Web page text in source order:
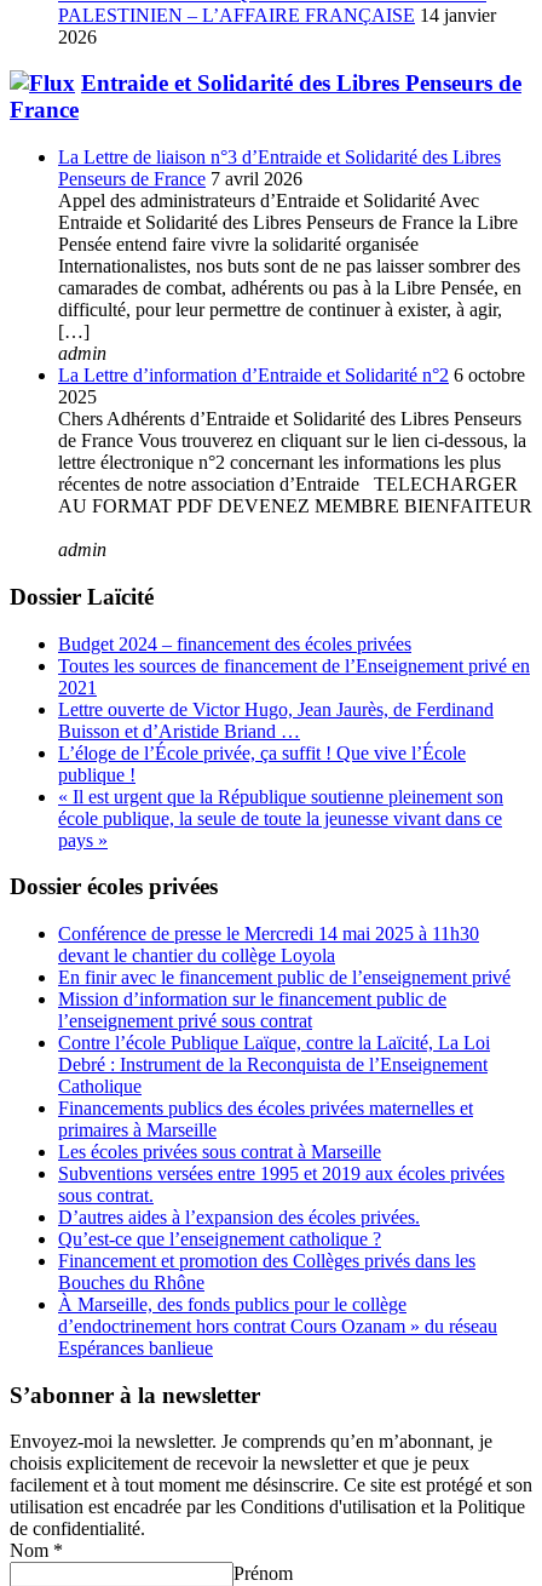
PALESTINIEN – L’AFFAIRE FRANÇAISE 14 janvier
2026
Entraide et Solidarité des Libres Penseurs de
France
La Lettre de liaison n°3 d’Entraide et Solidarité des Libres
Penseurs de France 7 avril 2026
Appel des administrateurs d’Entraide et Solidarité Avec
Entraide et Solidarité des Libres Penseurs de France la Libre
Pensée entend faire vivre la solidarité organisée
Internationalistes, nos buts sont de ne pas laisser sombrer des
camarades de combat, adhérents ou pas à la Libre Pensée, en
difficulté, pour leur permettre de continuer à exister, à agir,
[…]
admin
La Lettre d’information d’Entraide et Solidarité n°2 6 octobre
2025
Chers Adhérents d’Entraide et Solidarité des Libres Penseurs
de France Vous trouverez en cliquant sur le lien ci-dessous, la
lettre électronique n°2 concernant les informations les plus
récentes de notre association d’Entraide TELECHARGER
AU FORMAT PDF DEVENEZ MEMBRE BIENFAITEUR
admin
Dossier Laïcité
Budget 2024 – financement des écoles privées
Toutes les sources de financement de l’Enseignement privé en
2021
Lettre ouverte de Victor Hugo, Jean Jaurès, de Ferdinand
Buisson et d’Aristide Briand …
L’éloge de l’École privée, ça suffit ! Que vive l’École
publique !
« Il est urgent que la République soutienne pleinement son
école publique, la seule de toute la jeunesse vivant dans ce
pays »
Dossier écoles privées
Conférence de presse le Mercredi 14 mai 2025 à 11h30
devant le chantier du collège Loyola
En finir avec le financement public de l’enseignement privé
Mission d’information sur le financement public de
l’enseignement privé sous contrat
Contre l’école Publique Laïque, contre la Laïcité, La Loi
Debré : Instrument de la Reconquista de l’Enseignement
Catholique
Financements publics des écoles privées maternelles et
primaires à Marseille
Les écoles privées sous contrat à Marseille
Subventions versées entre 1995 et 2019 aux écoles privées
sous contrat.
D’autres aides à l’expansion des écoles privées.
Qu’est-ce que l’enseignement catholique ?
Financement et promotion des Collèges privés dans les
Bouches du Rhône
À Marseille, des fonds publics pour le collège
d’endoctrinement hors contrat Cours Ozanam » du réseau
Espérances banlieue
S’abonner à la newsletter
Envoyez-moi la newsletter. Je comprends qu’en m’abonnant, je
choisis explicitement de recevoir la newsletter et que je peux
facilement et à tout moment me désinscrire. Ce site est protégé et son
utilisation est encadrée par les Conditions d'utilisation et la Politique
de confidentialité.
Nom *
Prénom